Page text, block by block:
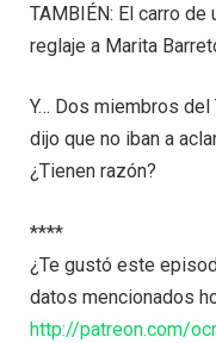
TAMBIÉN: El carro
reglaje a Marita
Y… Dos miembros del
dijo que no iban a
¿Tienen razón?
****
¿Te gustó este
datos mencionados
http://patreon.com/